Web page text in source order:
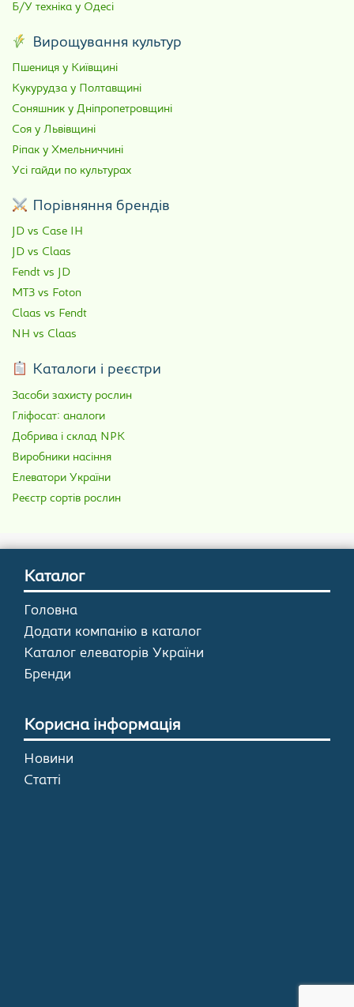
Б/У техніка у Одесі
Вирощування культур
Пшениця у Київщині
Кукурудза у Полтавщині
Соняшник у Дніпропетровщині
Соя у Львівщині
Ріпак у Хмельниччині
Усі гайди по культурах
Порівняння брендів
JD vs Case IH
JD vs Claas
Fendt vs JD
МТЗ vs Foton
Claas vs Fendt
NH vs Claas
Каталоги і реєстри
Засоби захисту рослин
Гліфосат: аналоги
Добрива і склад NPK
Виробники насіння
Елеватори України
Реєстр сортів рослин
Каталог
Головна
Додати компанію в каталог
Каталог елеваторів України
Бренди
Корисна інформація
Новини
Статті